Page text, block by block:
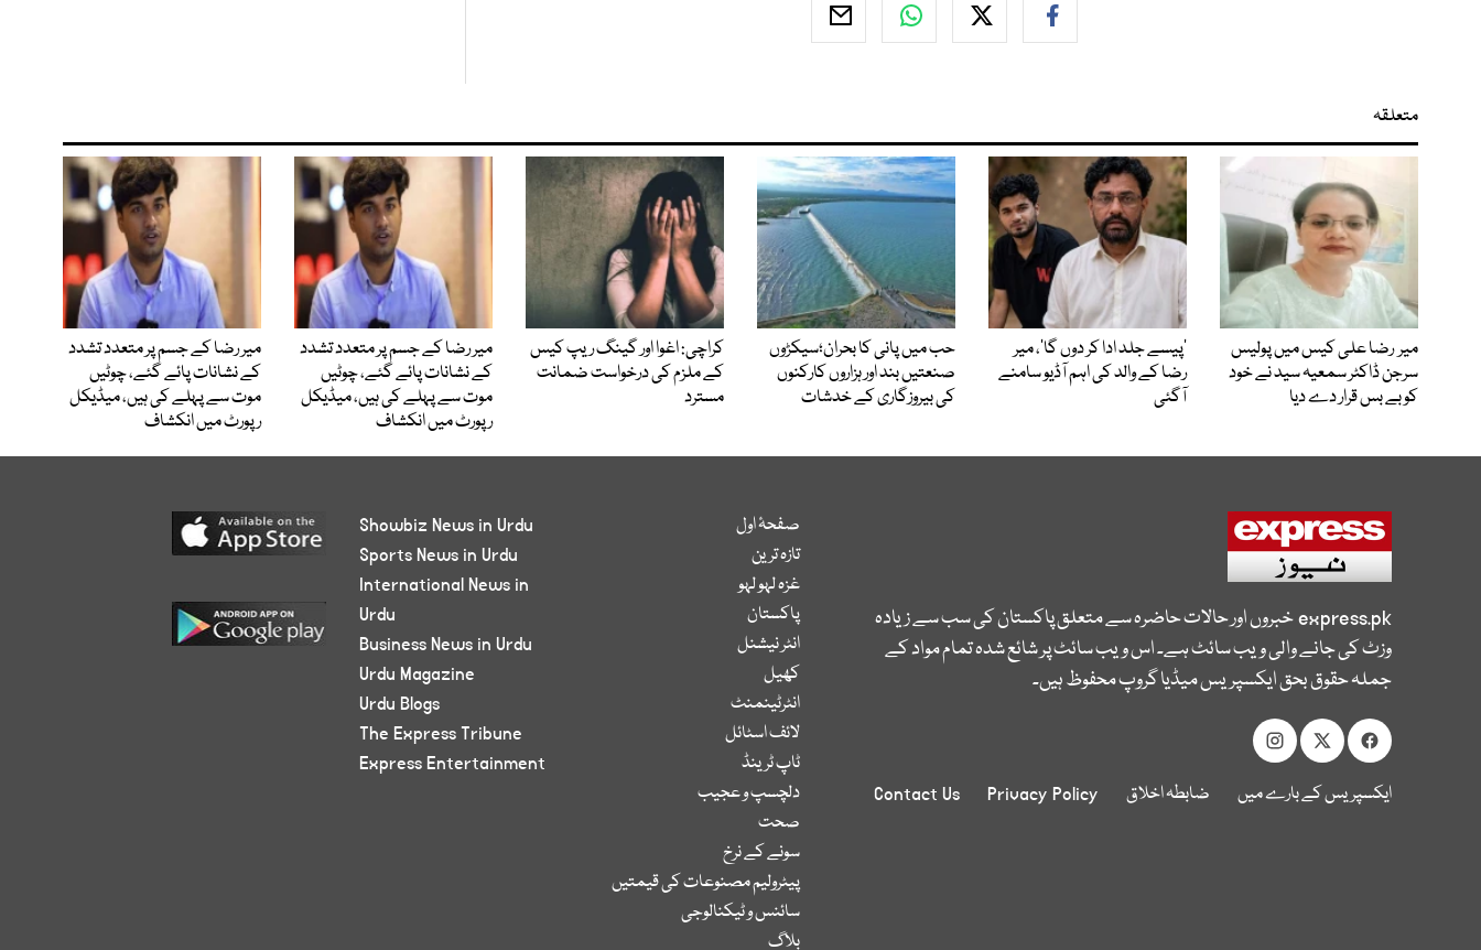
متعلقہ
میر رضا علی کیس میں پولیس
سرجن ڈاکٹر سمعیہ سید نے خود
کو بے بس قرار دے دیا
’پیسے جلد ادا کر دوں گا‘، میر
رضا کے والد کی اہم آڈیو سامنے
آگئی
حب میں پانی کا بحران؛سیکڑوں
صنعتیں بند اور ہزاروں کارکنوں
کی بیروزگاری کے خدشات
کراچی: اغوا اور گینگ ریپ کیس
کے ملزم کی درخواست ضمانت
مسترد
میر رضا کے جسم پر متعدد تشدد
کے نشانات پائے گئے، چوٹیں
موت سے پہلے کی ہیں، میڈیکل
رپورٹ میں انکشاف
میر رضا کے جسم پر متعدد تشدد
کے نشانات پائے گئے، چوٹیں
موت سے پہلے کی ہیں، میڈیکل
رپورٹ میں انکشاف
express.pkخبروں اور حالات حاضرہ سے متعلق پاکستان کی سب سے زیادہ
وزٹ کی جانے والی ویب سائٹ ہے۔ اس ویب سائٹ پر شائع شدہ تمام مواد کے
جملہ حقوق بحق ایکسپریس میڈیا گروپ محفوظ ہیں۔
ایکسپریس کے بارے میں ضابطہ اخلاق Privacy Policy
Contact Us
صفحۂ اول
تازہ ترین
غزہ لہو لہو
پاکستان
انٹر نیشنل
کھیل
انٹرٹینمنٹ
لائف اسٹائل
ٹاپ ٹرینڈ
دلچسپ و عجیب
صحت
سونے کے نرخ
پیٹرولیم مصنوعات کی قیمتیں
سائنس و ٹیکنالوجی
بلاگ
Showbiz News in Urdu
Sports News in Urdu
International News in
Urdu
Business News in Urdu
Urdu Magazine
Urdu Blogs
The Express Tribune
Express Entertainment